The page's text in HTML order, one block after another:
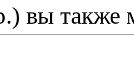
вы также